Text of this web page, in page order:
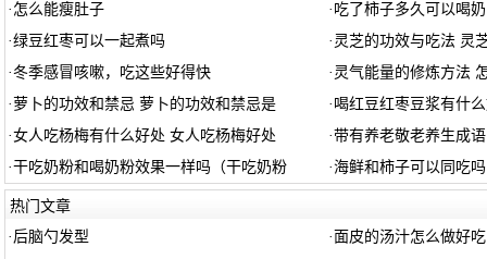
· 怎么能瘦肚子 · 吃了柿子多久可以喝
·绿豆红枣可以一起煮吗 · 灵芝的功效与吃法 灵
·冬季感冒咳嗽，吃这些好得快 · 灵气能量的修炼方法
· 萝卜的功效和禁忌 萝卜的功效和禁忌是 · 喝红豆红枣豆浆有什
·女人吃杨梅有什么好处 女人吃杨梅好处 ·带有养老敬老养生成语
·干吃奶粉和喝奶粉效果一样吗（干吃奶粉 ·海鲜和柿子可以同吃
热门文章
· 后脑勺发型 · 面皮的汤汁怎么做好